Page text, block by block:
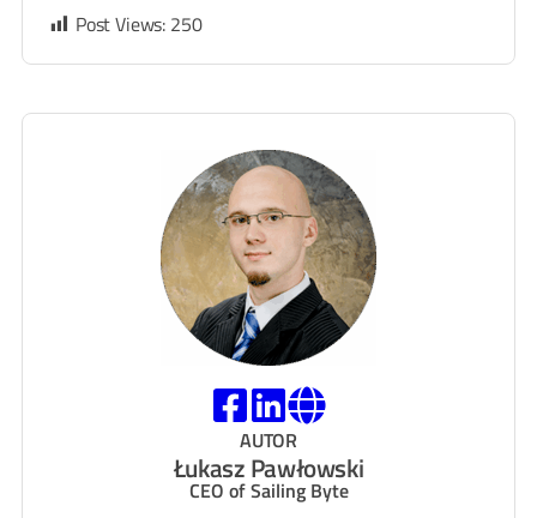
Post Views: 250
AUTOR
Łukasz Pawłowski
CEO of Sailing Byte